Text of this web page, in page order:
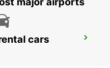
cars